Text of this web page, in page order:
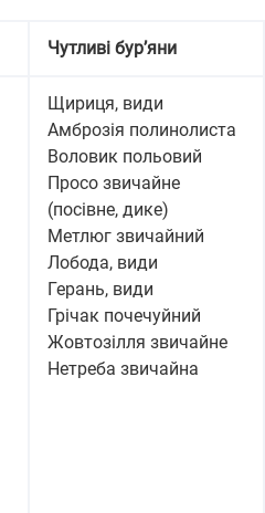
Чутливі бур’яни
Щириця, види
Амброзія полинолиста
Воловик польовий
Просо звичайне
(посівне, дике)
Метлюг звичайний
Лобода, види
Герань, види
Грічак почечуйний
Жовтозілля звичайне
Нетреба звичайна